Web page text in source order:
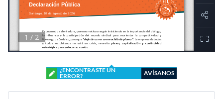
¿ENCONTRASTE UN
ERROR?
AVÍSANOS